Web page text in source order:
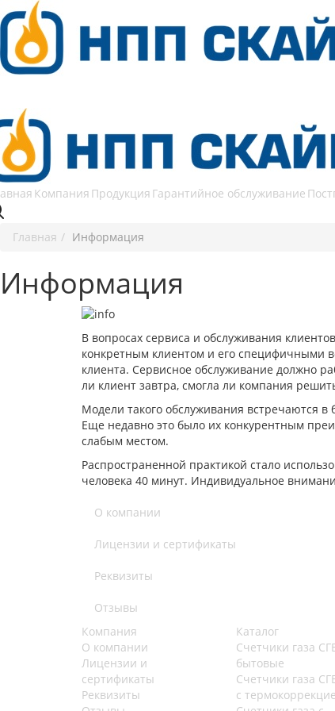
Компания Продукция Гарантийное обслуживание
Главная Информация
Информация
В вопросах сервиса и обслуживания
конкретным клиентом и его специфичными
клиента. Сервисное обслуживание должно
ли клиент завтра, смогла ли компания
Модели такого обслуживания встречаются
Еще недавно это было их конкурентным
слабым местом.
Распространенной практикой стало
человека 40 минут. Индивидуальное
О компании
Лицензии и сертификаты
Реквизиты
Отзывы
Компания
О компании
Лицензии и
сертификаты
Реквизиты
Каталог
Счетчики газа
бытовые
Счетчики газа
с